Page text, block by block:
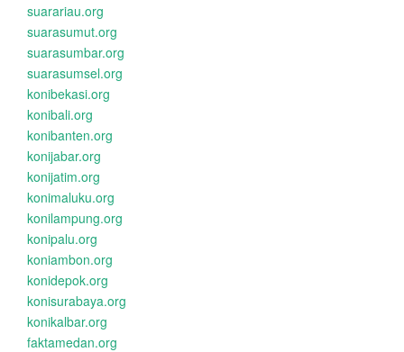
suarariau.org
suarasumut.org
suarasumbar.org
suarasumsel.org
konibekasi.org
konibali.org
konibanten.org
konijabar.org
konijatim.org
konimaluku.org
konilampung.org
konipalu.org
koniambon.org
konidepok.org
konisurabaya.org
konikalbar.org
faktamedan.org